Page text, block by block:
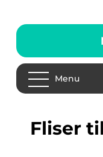
Menu
Fliser